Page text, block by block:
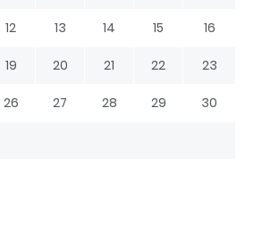
12 13 14 15 16
19 20 21 22 23
26 27 28 29 30